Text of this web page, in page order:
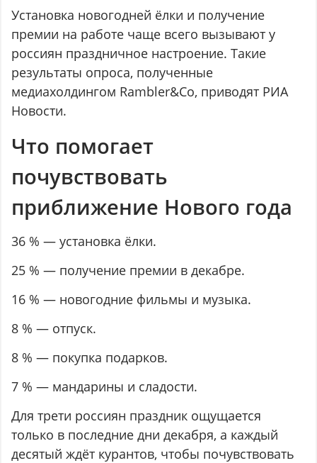
Установка новогодней ёлки и получение
премии на работе чаще всего вызывают у
россиян праздничное настроение. Такие
результаты опроса, полученные
медиахолдингом Rambler&Co, приводят РИА
Новости.
Что помогает
почувствовать
приближение Нового года
36 % — установка ёлки.
25 % — получение премии в декабре.
16 % — новогодние фильмы и музыка.
8 % — отпуск.
8 % — покупка подарков.
7 % — мандарины и сладости.
Для трети россиян праздник ощущается
только в последние дни декабря, а каждый
десятый ждёт курантов, чтобы почувствовать